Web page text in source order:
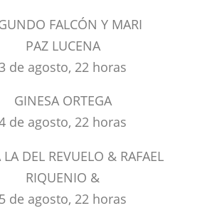
FALCÓN Y MARI
PAZ LUCENA
3 de agosto, 22 horas
GINESA ORTEGA
de agosto, 22 horas
LA DEL REVUELO & RAFAEL
RIQUENIO &
5 de agosto, 22 horas